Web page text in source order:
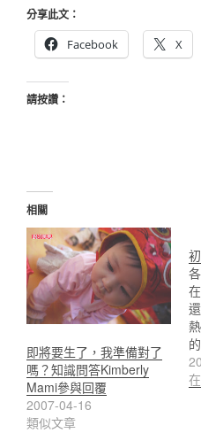
分享此文：
Facebook
X
請按讚：
相關
即將要生了，我準備對了
嗎？知識問答Kimberly
Mami參與回覆
2007-04-16
類似文章